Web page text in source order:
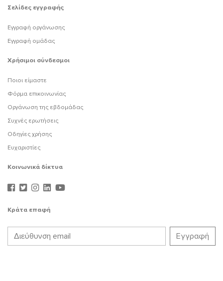
Σελίδες εγγραφής
Εγγραφή οργάνωσης
Εγγραφή ομάδας
Χρήσιμοι σύνδεσμοι
Ποιοι είμαστε
Φόρμα επικοινωνίας
Οργάνωση της εβδομάδας
Συχνές ερωτήσεις
Οδηγίες χρήσης
Ευχαριστίες
Κοινωνικά δίκτυα
Κράτα επαφή